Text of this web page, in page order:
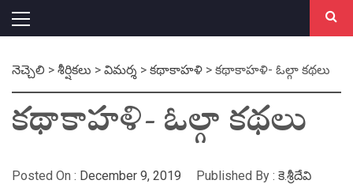
Menu
నెచ్చెలి > శీర్షికలు > విమర్శ > కథాకాహళి > కథాకాహళి- ఓల్గా కథలు
కథాకాహళి- ఓల్గా కథలు
Posted On : December 9, 2019 Published By : కె.శ్రీదేవి